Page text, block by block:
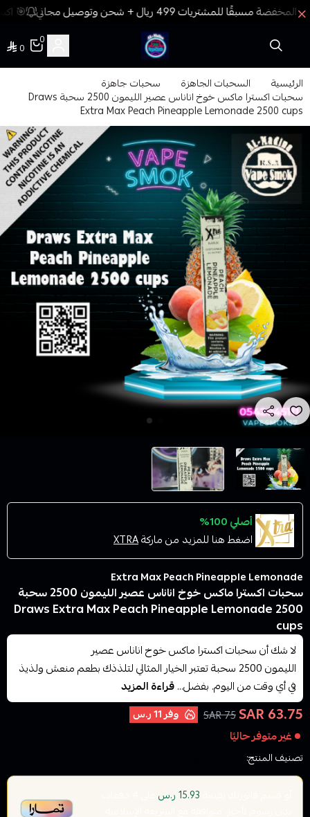
🎯
فيب المدينة
0
0
الرئيسية السحبات الجاهزة سحبات جاهزة
سحبات اكسترا ماكس خوخ اناناس عصير الليمون 2500 سحبة Draws
Extra Max Peach Pineapple Lemonade 2500 cups
أصلي 100%
اضغط هنا للمزيد من ماركةXTRA
Extra Max Peach Pineapple Lemonade
سحبات اكسترا ماكس خوخ اناناس عصير الليمون 2500 سحبة
Draws Extra Max Peach Pineapple Lemonade 2500
cups
لا شك أن سحبات اكسترا ماكس خوخ اناناس عصير
الليمون 2500 سحبة تعتبر الخيار المثالي لتلذذك بطعم منعش ولذيذ
في أي وقت من اليوم. بفضل...قراءة المزيد
63.75 SAR
75 SAR وفر11 ر.س
غير متوفر حاليًا
تصنيف المنتج:
15.93 ر.س